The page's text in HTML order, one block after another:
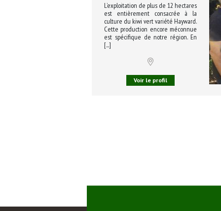
L’exploitation de plus de 12 hectares
est entièrement consacrée à la
culture du kiwi vert variété Hayward.
Cette production encore méconnue
est spécifique de notre région. En
[...]
Voir le profil